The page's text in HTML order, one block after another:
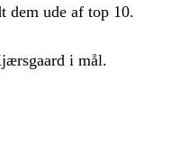
dem ude af top 10.
i mål.